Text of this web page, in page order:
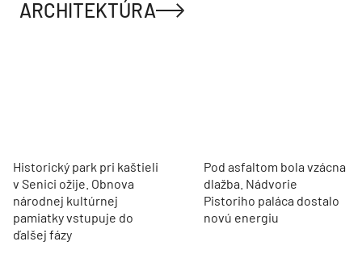
ARCHITEKTÚRA
Historický park pri kaštieli
v Senici ožije. Obnova
národnej kultúrnej
pamiatky vstupuje do
ďalšej fázy
Pod asfaltom bola vzácna
dlažba. Nádvorie
Pistoriho paláca dostalo
novú energiu